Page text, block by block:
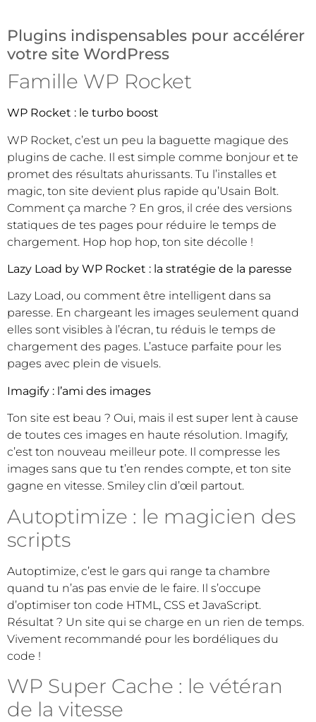
Plugins indispensables pour accélérer
votre site WordPress
Famille WP Rocket
WP Rocket : le turbo boost
WP Rocket, c’est un peu la baguette magique des
plugins de cache. Il est simple comme bonjour et te
promet des résultats ahurissants. Tu l’installes et
magic, ton site devient plus rapide qu’Usain Bolt.
Comment ça marche ? En gros, il crée des versions
statiques de tes pages pour réduire le temps de
chargement. Hop hop hop, ton site décolle !
Lazy Load by WP Rocket : la stratégie de la paresse
Lazy Load, ou comment être intelligent dans sa
paresse. En chargeant les images seulement quand
elles sont visibles à l’écran, tu réduis le temps de
chargement des pages. L’astuce parfaite pour les
pages avec plein de visuels.
Imagify : l’ami des images
Ton site est beau ? Oui, mais il est super lent à cause
de toutes ces images en haute résolution. Imagify,
c’est ton nouveau meilleur pote. Il compresse les
images sans que tu t’en rendes compte, et ton site
gagne en vitesse. Smiley clin d’œil partout.
Autoptimize : le magicien des
scripts
Autoptimize, c’est le gars qui range ta chambre
quand tu n’as pas envie de le faire. Il s’occupe
d’optimiser ton code HTML, CSS et JavaScript.
Résultat ? Un site qui se charge en un rien de temps.
Vivement recommandé pour les bordéliques du
code !
WP Super Cache : le vétéran
de la vitesse